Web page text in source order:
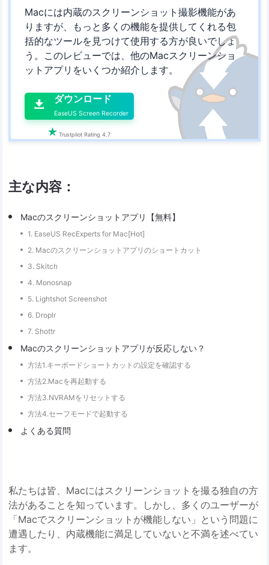
Macには内蔵のスクリーンショット撮影機能があ
りますが、もっと多くの機能を提供してくれる包
括的なツールを見つけて使用する方が良いでしょ
う。このレビューでは、他のMacスクリーンショ
ットアプリをいくつか紹介します。

 ダウンロード
EaseUS Screen Recorder
 Trustpilot Rating 4.7
主な内容：
Macのスクリーンショットアプリ【無料】
1. EaseUS RecExperts for Mac[Hot]
2. Macのスクリーンショットアプリのショートカット
3. Skitch
4. Monosnap
5. Lightshot Screenshot
6. Droplr
7. Shottr
Macのスクリーンショットアプリが反応しない？
方法1.キーボードショートカットの設定を確認する
方法2.Macを再起動する
方法3.NVRAMをリセットする
方法4.セーフモードで起動する
よくある質問
私たちは皆、Macにはスクリーンショットを撮る独自の方
法があることを知っています。しかし、多くのユーザーが
「Macでスクリーンショットが機能しない」という問題に
遭遇したり、内蔵機能に満足していないと不満を述べてい
ます。